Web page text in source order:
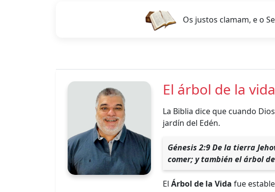
Os justos clamam, e o
El árbol de la vida
La Biblia dice que cuando
jardín del Edén.
Génesis 2:9 De la tierra
comer; y también el árbol
El Árbol de la Vida fue